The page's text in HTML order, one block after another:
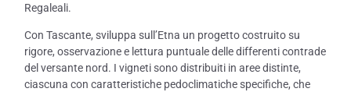
Regaleali.
Con Tascante, sviluppa sull’Etna un progetto costruito su
rigore, osservazione e lettura puntuale delle differenti contrade
del versante nord. I vigneti sono distribuiti in aree distinte,
ciascuna con caratteristiche pedoclimatiche specifiche, che